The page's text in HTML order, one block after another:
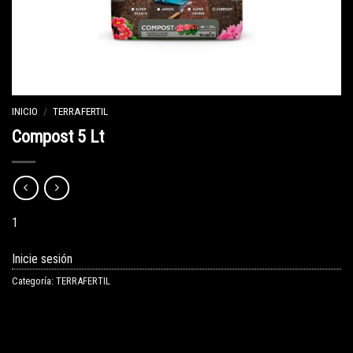
INICIO / TERRAFERTIL
Compost 5 Lt
1
Inicie sesión
Categoría: TERRAFERTIL